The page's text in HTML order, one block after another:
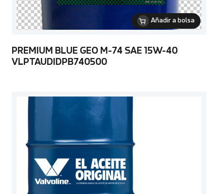
Añadir a bolsa
PREMIUM BLUE GEO M-74 SAE 15W-40
VLPTAUDIDPB740500